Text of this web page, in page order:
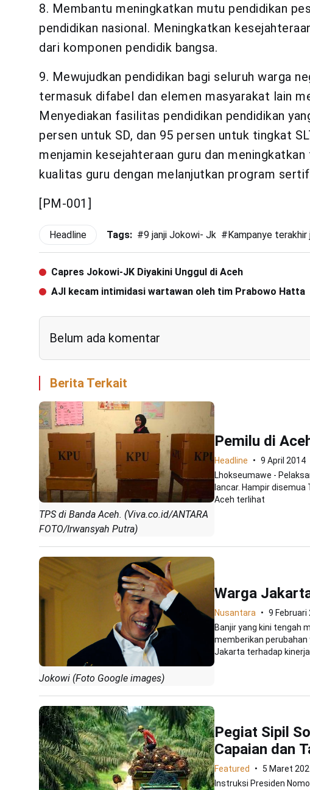
8. Membantu meningkatkan mutu pendidikan
pendidikan nasional. Meningkatkan
dari komponen pendidik bangsa.
9. Mewujudkan pendidikan bagi seluruh warga
termasuk difabel dan elemen masyarakat lain
Menyediakan fasilitas pendidikan pendidikan
persen untuk SD, dan 95 persen untuk tingkat
menjamin kesejahteraan guru dan
kualitas guru dengan melanjutkan program
[PM-001]
Headline Tags: #9 janji Jokowi- Jk #Kampanye terakhir
Capres Jokowi-JK Diyakini Unggul di Aceh
AJI kecam intimidasi wartawan oleh tim Prabowo Hatta
Belum ada komentar
Berita Terkait
TPS di Banda Aceh. (Viva.co.id/ANTARA
FOTO/Irwansyah Putra)
Pemilu di
Headline
9 April 2014
Lhokseumawe -
lancar. Hampir
Aceh terlihat
Jokowi (Foto Google images)
Warga
Nusantara
9 Februari
Banjir yang kini tengah
memberikan perubahan
Jakarta terhadap kinerja...
Pegiat Sipil
Capaian dan
Featured
5 Maret
Instruksi Presiden